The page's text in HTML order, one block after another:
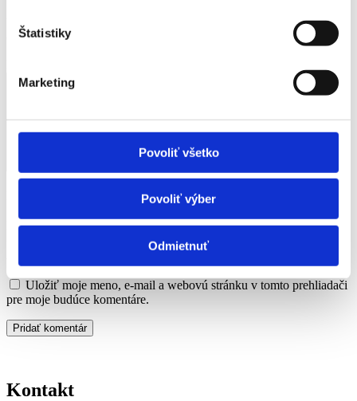
Štatistiky
Marketing
Povoliť všetko
Povoliť výber
Odmietnuť
Vaša e-mailová adresa nebude zverejnená.
Vyžadované polia sú
označené*
E-mail*
Uložiť moje meno, e-mail a webovú stránku v tomto prehliadači
pre moje budúce komentáre.
Kontakt